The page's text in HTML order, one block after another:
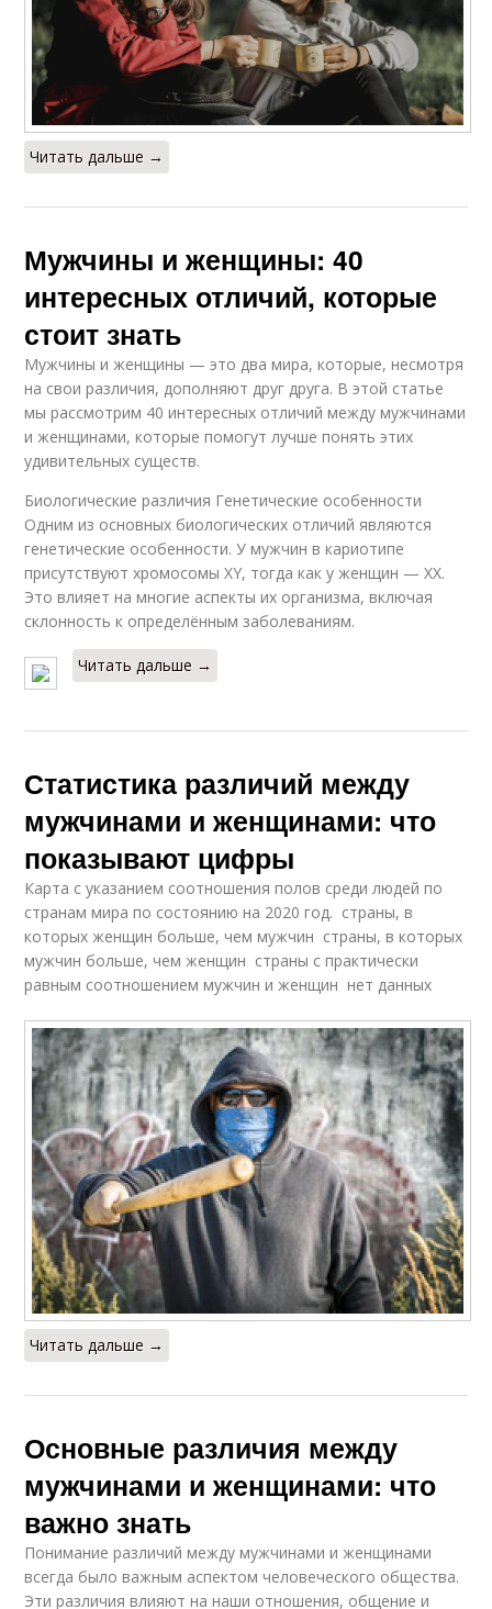
Читать дальше →
Мужчины и женщины: 40
интересных отличий, которые
стоит знать
Мужчины и женщины — это два мира, которые, несмотря
на свои различия, дополняют друг друга. В этой статье
мы рассмотрим 40 интересных отличий между мужчинами
и женщинами, которые помогут лучше понять этих
удивительных существ.
Биологические различия Генетические особенности
Одним из основных биологических отличий являются
генетические особенности. У мужчин в кариотипе
присутствуют хромосомы XY, тогда как у женщин — XX.
Это влияет на многие аспекты их организма, включая
склонность к определённым заболеваниям.
Читать дальше →
Статистика различий между
мужчинами и женщинами: что
показывают цифры
Карта с указанием соотношения полов среди людей по
странам мира по состоянию на 2020 год. страны, в
которых женщин больше, чем мужчин страны, в которых
мужчин больше, чем женщин страны с практически
равным соотношением мужчин и женщин нет данных
Читать дальше →
Основные различия между
мужчинами и женщинами: что
важно знать
Понимание различий между мужчинами и женщинами
всегда было важным аспектом человеческого общества.
Эти различия влияют на наши отношения, общение и